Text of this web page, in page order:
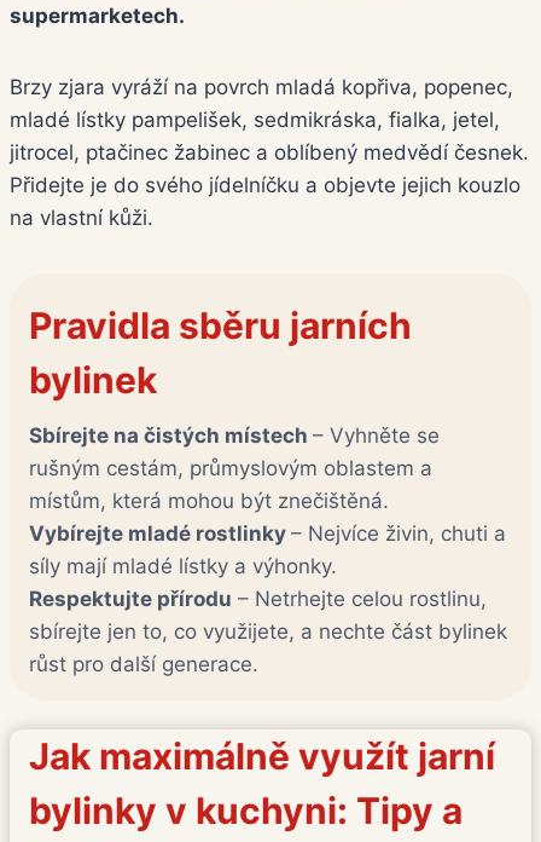
supermarketech.
Brzy zjara vyráží na povrch mladá kopřiva, popenec,
mladé lístky pampelišek, sedmikráska, fialka, jetel,
jitrocel, ptačinec žabinec a oblíbený medvědí česnek.
Přidejte je do svého jídelníčku a objevte jejich kouzlo
na vlastní kůži.
Pravidla sběru jarních
bylinek
Sbírejte na čistých místech – Vyhněte se
rušným cestám, průmyslovým oblastem a
místům, která mohou být znečištěná.
Vybírejte mladé rostlinky – Nejvíce živin, chuti a
síly mají mladé lístky a výhonky.
Respektujte přírodu – Netrhejte celou rostlinu,
sbírejte jen to, co využijete, a nechte část bylinek
růst pro další generace.
Jak maximálně využít jarní
bylinky v kuchyni: Tipy a